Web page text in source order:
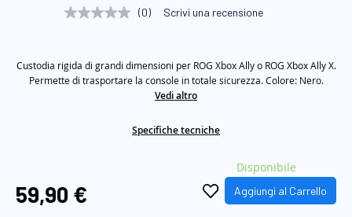
Nessuna
alla
pagina.
(0) Scrivi una recensione
Custodia rigida di grandi dimensioni per ROG Xbox Ally o ROG Xbox Ally X.
Permette di trasportare la console in totale sicurezza. Colore: Nero.
Vedi altro
Specifiche tecniche
59,90 €
Disponibile
Aggiungi al Carrello